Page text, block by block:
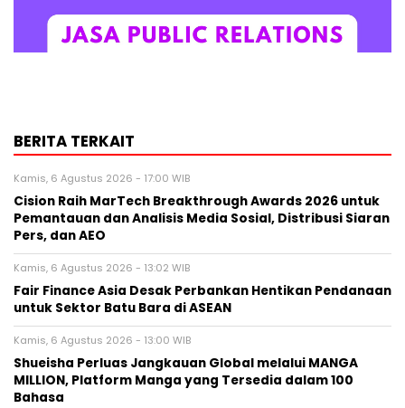
BERITA TERKAIT
Kamis, 6 Agustus 2026 - 17:00 WIB
Cision Raih MarTech Breakthrough Awards 2026 untuk
Pemantauan dan Analisis Media Sosial, Distribusi Siaran
Pers, dan AEO
Kamis, 6 Agustus 2026 - 13:02 WIB
Fair Finance Asia Desak Perbankan Hentikan Pendanaan
untuk Sektor Batu Bara di ASEAN
Kamis, 6 Agustus 2026 - 13:00 WIB
Shueisha Perluas Jangkauan Global melalui MANGA
MILLION, Platform Manga yang Tersedia dalam 100
Bahasa